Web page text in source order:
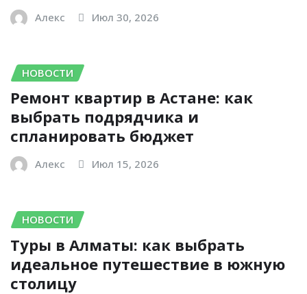
Алекс Июл 30, 2026
НОВОСТИ
Ремонт квартир в Астане: как
выбрать подрядчика и
спланировать бюджет
Алекс Июл 15, 2026
НОВОСТИ
Туры в Алматы: как выбрать
идеальное путешествие в южную
столицу